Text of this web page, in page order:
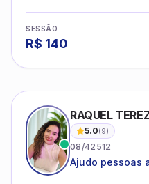
SESSÃO
R$ 140
RAQUEL
5.0(9)
08/42512
Ajudo pessoas